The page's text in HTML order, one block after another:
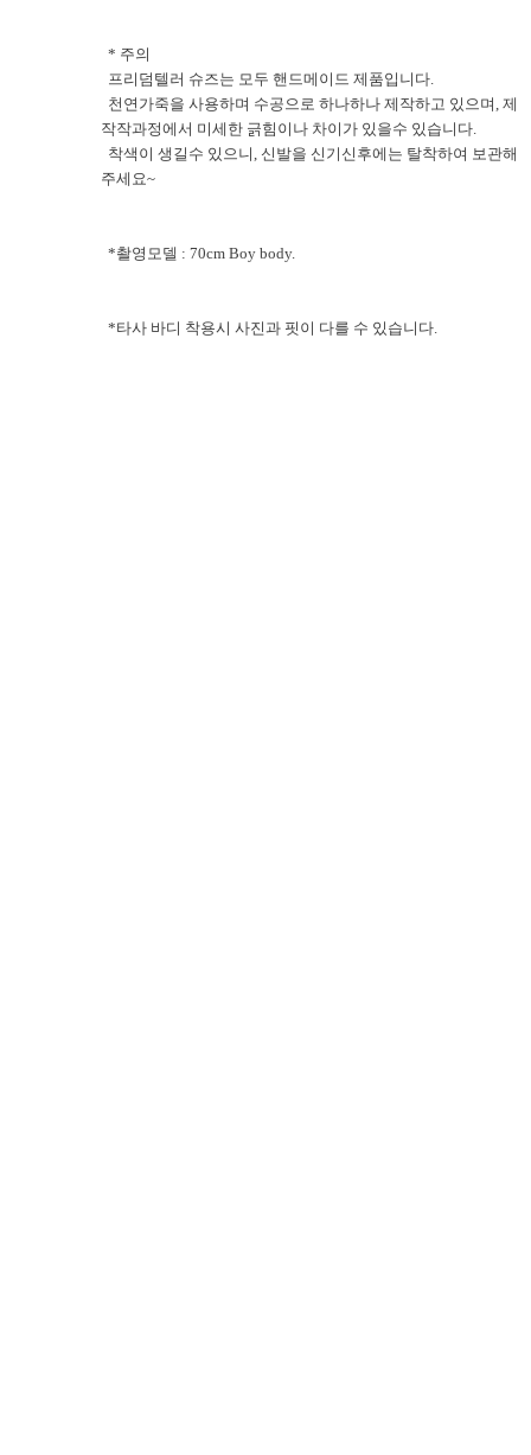
* 주의
프리덤텔러 슈즈는 모두 핸드메이드 제품입니다.
천연가죽을 사용하며 수공으로 하나하나 제작하고 있으며, 제
작작과정에서 미세한 긁힘이나 차이가 있을수 있습니다.
착색이 생길수 있으니, 신발을 신기신후에는 탈착하여 보관해
주세요~
*촬영모델 : 70cm Boy body.
*타사 바디 착용시 사진과 핏이 다를 수 있습니다.